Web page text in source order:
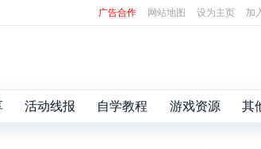
广告合作 网站地图 设为主页 加
活动线报 自学教程 游戏资源 其